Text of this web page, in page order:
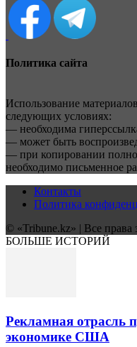
Политика сайта
Использование
следующих условиях:
— необходима
— может быть
— при копировании
необходимо письменное
Контакты
Политика
© «Tribune.kz» | Все
БОЛЬШЕ ИСТОРИЙ
Рекламная отрасль
экономике США